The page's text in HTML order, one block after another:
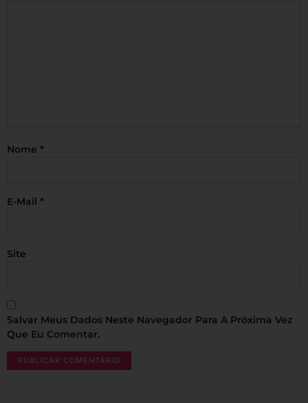
Nome *
E-Mail *
Site
Salvar Meus Dados Neste Navegador Para A Próxima Vez
Que Eu Comentar.